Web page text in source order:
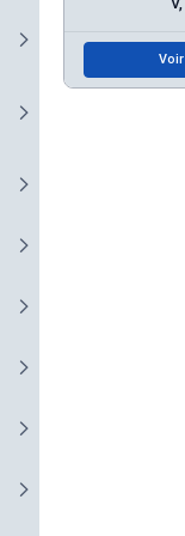
Voir